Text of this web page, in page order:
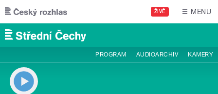
Přejít k hlavnímu obsahu
ŽIVĚ MENU
PROGRAM AUDIOARCHIV KAMERY